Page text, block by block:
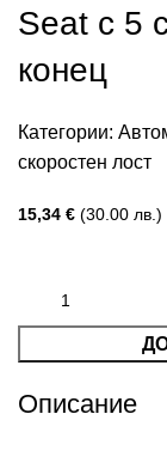
Seat с 5
конец
Категории:
скоростен лост
15,34 € (30.00 лв.)
Описание